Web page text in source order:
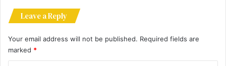
Leave a Reply
Your email address will not be published. Required fields are
marked *